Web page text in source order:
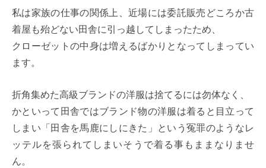
私は家族の仕事の関係上、近場には委託販売どころか古
着屋も殆どない田舎に引っ越してしまったため、
クローゼットの中身は増えるばかりとなってしまってい
ます。
折角集めた高級ブランドの洋服は捨てるには勿体なく、
かといって田舎ではブランド物の洋服は着ると目立って
しまい「田舎を馬鹿にしにきた」という冤罪のようなレ
ッテルを張られてしまいそうで着る事もままなりませ
ん。